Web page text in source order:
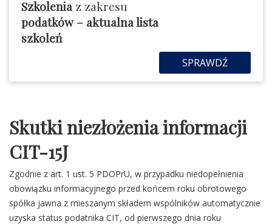
Szkoleniaz zakresu
podatków– aktualna lista
szkoleń
SPRAWDŹ
Skutki niezłożenia informacji
CIT-15J
Zgodnie z art. 1 ust. 5 PDOPrU, w przypadku niedopełnienia
obowiązku informacyjnego przed końcem roku obrotowego
spółka jawna z mieszanym składem wspólników automatycznie
uzyska status podatnika CIT, od pierwszego dnia roku